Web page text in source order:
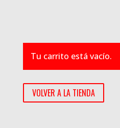
Tu carrito está vacío.
VOLVER A LA TIENDA